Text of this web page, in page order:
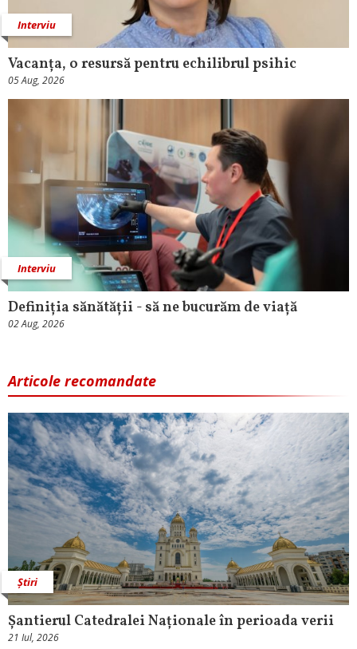
Interviu
Vacanța, o resursă pentru echilibrul psihic
05 Aug, 2026
Interviu
Definiția sănătății - să ne bucurăm de viață
02 Aug, 2026
Articole recomandate
Știri
Șantierul Catedralei Naționale în perioada verii
21 Iul, 2026